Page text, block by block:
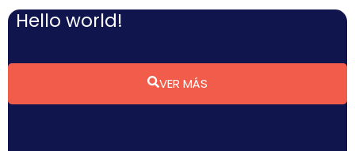
Hello world!
VER MÁS